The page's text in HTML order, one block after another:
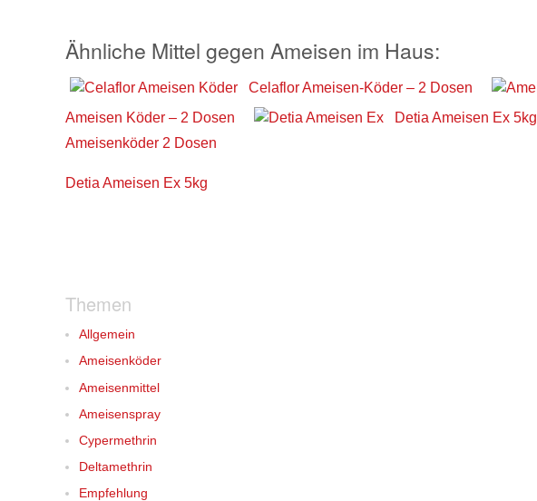
Ähnliche Mittel gegen Ameisen im Haus:
Celaflor Ameisen-Köder – 2 Dosen
Ameisen Köder – 2 Dosen
Detia Ameisen Ex 5kg
Ameisenköder 2 Dosen
Detia Ameisen Ex 5kg
Themen
Allgemein
Ameisenköder
Ameisenmittel
Ameisenspray
Cypermethrin
Deltamethrin
Empfehlung